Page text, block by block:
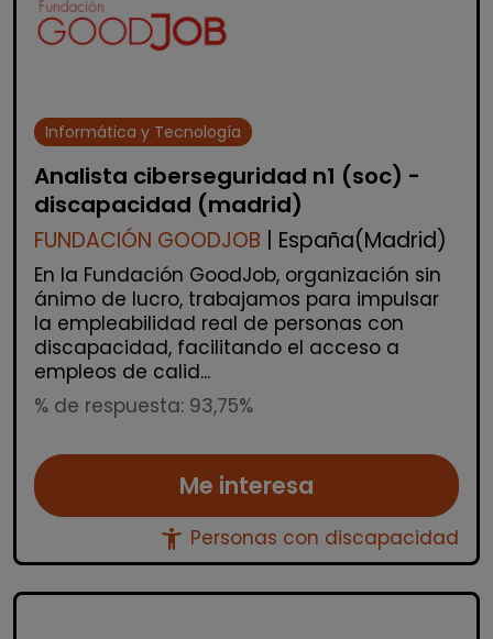
Informática y Tecnología
Analista ciberseguridad n1 (soc) -
discapacidad (madrid)
FUNDACIÓN GOODJOB | España(Madrid)
En la Fundación GoodJob, organización sin
ánimo de lucro, trabajamos para impulsar
la empleabilidad real de personas con
discapacidad, facilitando el acceso a
empleos de calid...
% de respuesta: 93,75%
Me interesa
accessibility_new Personas con discapacidad